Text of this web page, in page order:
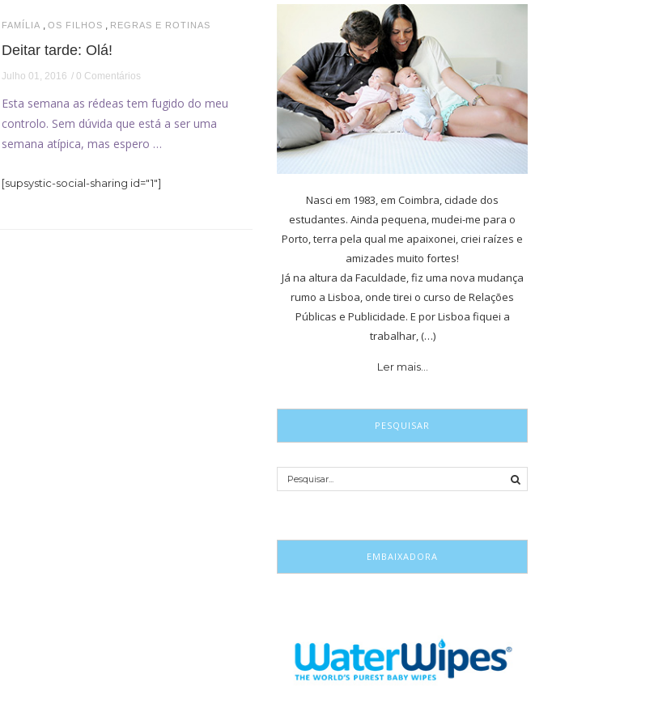
FAMÍLIA OS FILHOS REGRAS E ROTINAS
Deitar tarde: Olá!
Julho 01, 2016 0 Comentários
Esta semana as rédeas tem fugido do meu
controlo. Sem dúvida que está a ser uma
semana atípica, mas espero …
[supsystic-social-sharing id="1"]
Nasci em 1983, em Coimbra, cidade dos
estudantes. Ainda pequena, mudei-me para o
Porto, terra pela qual me apaixonei, criei raízes e
amizades muito fortes!
Já na altura da Faculdade, fiz uma nova mudança
rumo a Lisboa, onde tirei o curso de Relações
Públicas e Publicidade. E por Lisboa fiquei a
trabalhar, (…)
Ler mais…
PESQUISAR
EMBAIXADORA